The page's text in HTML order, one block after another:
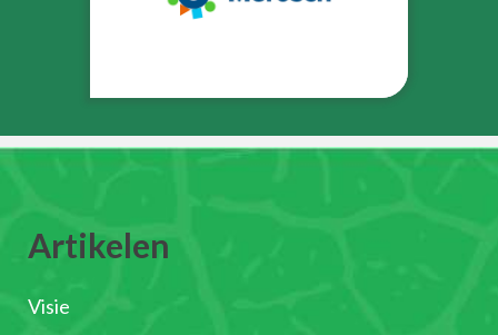
Artikelen
Visie